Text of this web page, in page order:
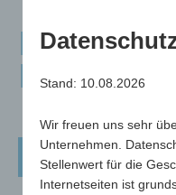
Medizin
Stand: 10.08.2026
Wir freuen uns sehr
Unternehmen.
Stellenwert für die
Internetseiten ist